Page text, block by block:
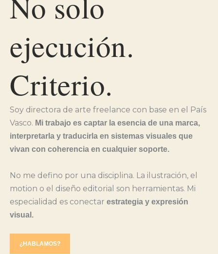
ejecución.
Criterio.
Soy directora de arte freelance con base en el País
Vasco. Mi trabajo es captar la esencia de una marca,
interpretarla y traducirla en sistemas visuales que
vivan con coherencia en cualquier soporte.
No me defino por una disciplina. La ilustración, el
motion o el diseño editorial son herramientas. Mi
especialidad es conectar estrategia y expresión
visual.
¿HABLAMOS?